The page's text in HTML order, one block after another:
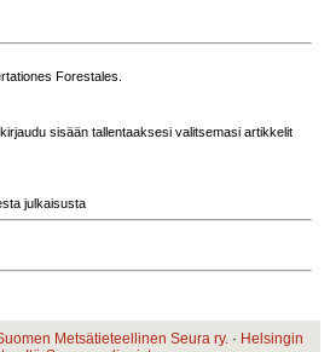
Forestales.
sisään tallentaaksesi valitsemasi artikkelit
julkaisusta
Metsätieteellinen Seura ry. · Helsingin